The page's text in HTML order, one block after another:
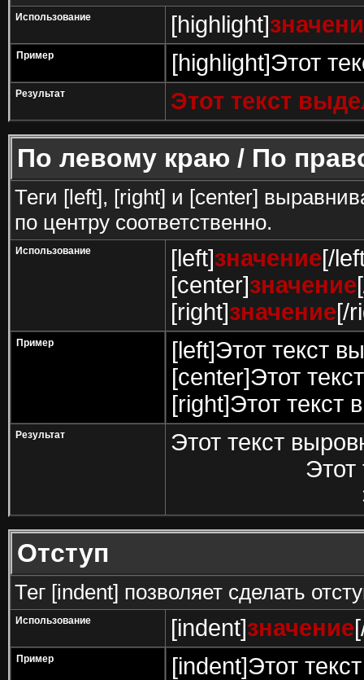
Использование [highlight]
Пример [highlight]Этот
Результат Этот текст
По левому краю / По
Теги [left], [right] и [center]
по центру соответственно.
Использование [left]значение[/
[center]значение
[right]значение[/
Пример
[left]Этот текст
[center]Этот
[right]Этот текст
Результат
Этот текст
Этот
Отступ
Тег [indent] позволяет сделать
Использование [indent]значение
Пример [indent]Этот